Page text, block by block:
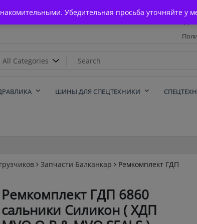
Убедительная просьба уточняйте у
ШИНЫ ДЛЯ СПЕЦТЕХНИКИ
Запчасти Балканкар
Ремкомплект ГДП
Ремкомплект ГДП 6860
сальники Силикон ( ХДП